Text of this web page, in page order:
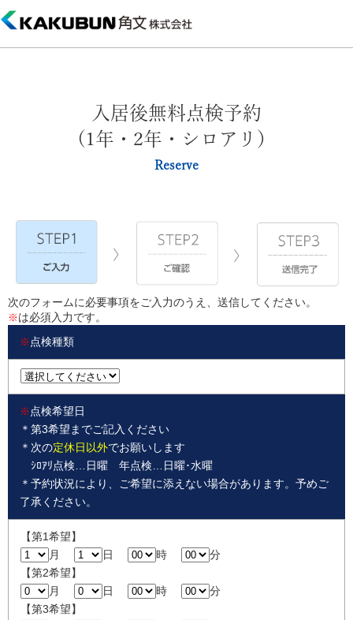
入居後無料点検予約
(1年・2年・シロアリ）
Reserve
次のフォームに必要事項をご入力のうえ、送信してください。
※ は必須入力です。
※ 点検種類
※ 点検希望日
＊第3希望までご記入ください
＊次の定休日以外でお願いします
ｼﾛｱﾘ点検…日曜 年点検…日曜･水曜
＊予約状況により、ご希望に添えない場合があります。予めご
了承ください。
【第1希望】
月
日 時
分
【第2希望】
月
日 時
分
【第3希望】